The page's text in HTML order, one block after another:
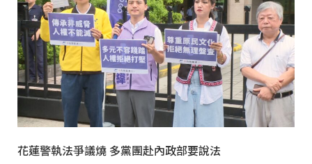
花蓮警執法爭議燒 多黨團赴內政部要說法